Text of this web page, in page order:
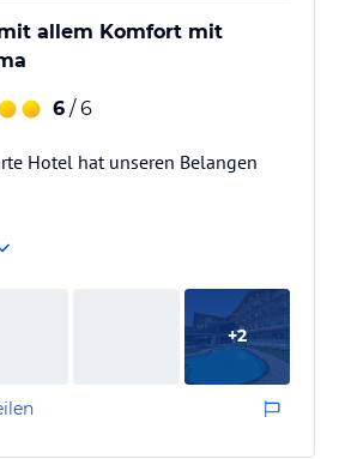
allem Komfort mit
6 / 6
Hotel hat unseren Belangen
+2